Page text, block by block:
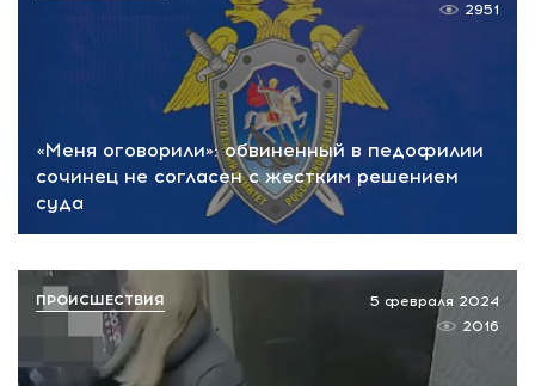
«Меня оговорили»: обвиненный в педофилии
сочинец не согласен с жестким решением
суда
2951
5 февраля 2024
2016
ПРОИСШЕСТВИЯ